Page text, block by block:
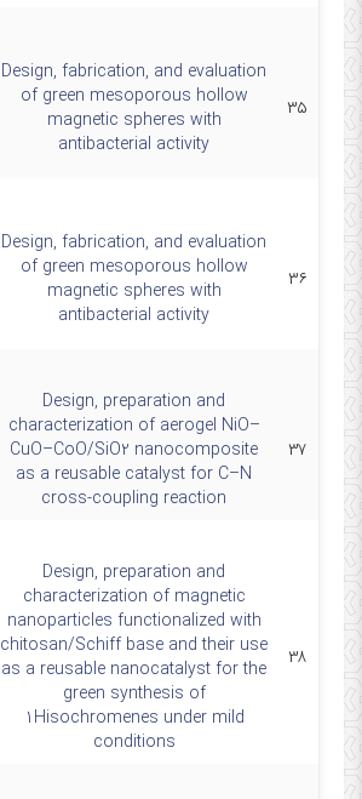
۳۵
Design, fabrication, and evaluation
of green mesoporous hollow
magnetic spheres with
antibacterial activity
۳۶
Design, fabrication, and evaluation
of green mesoporous hollow
magnetic spheres with
antibacterial activity
۳۷
Design, preparation and
characterization of aerogel NiO–
CuO–CoO/SiO2 nanocomposite
as a reusable catalyst for C–N
cross-coupling reaction
۳۸
Design, preparation and
characterization of magnetic
nanoparticles functionalized with
chitosan/Schiff base and their use
as a reusable nanocatalyst for the
green synthesis of
1Hisochromenes under mild
conditions